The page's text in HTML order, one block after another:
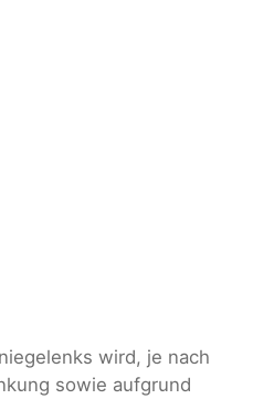
wird, je nach
sowie aufgrund